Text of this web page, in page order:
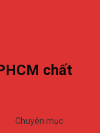
chất
Chuyên mục